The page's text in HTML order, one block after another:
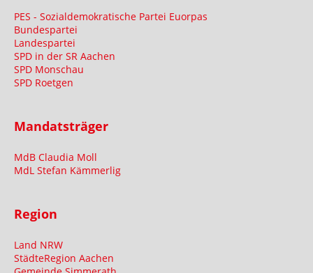
PES - Sozialdemokratische Partei Euorpas
Bundespartei
Landespartei
SPD in der SR Aachen
SPD Monschau
SPD Roetgen
Mandatsträger
MdB Claudia Moll
MdL Stefan Kämmerlig
Region
Land NRW
StädteRegion Aachen